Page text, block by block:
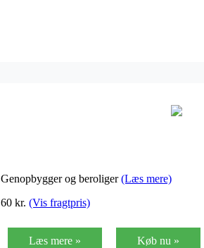
Genopbygger og beroliger(Læs mere)
60 kr. (Vis fragtpris)
Læs mere » Køb nu »